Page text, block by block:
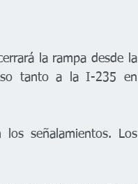
la rampa desde la
tanto a la I-235 en
señalamientos. Los